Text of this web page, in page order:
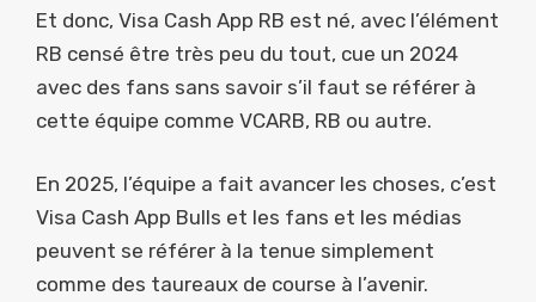
Et donc, Visa Cash App RB est né, avec l’élément
RB censé être très peu du tout, cue un 2024
avec des fans sans savoir s’il faut se référer à
cette équipe comme VCARB, RB ou autre.
En 2025, l’équipe a fait avancer les choses, c’est
Visa Cash App Bulls et les fans et les médias
peuvent se référer à la tenue simplement
comme des taureaux de course à l’avenir.